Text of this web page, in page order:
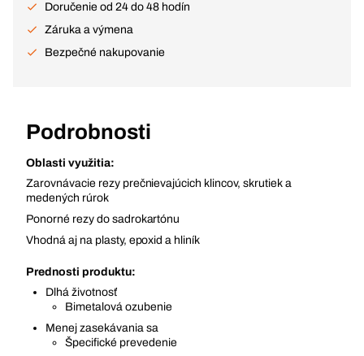
Doručenie od 24 do 48 hodín
Záruka a výmena
Bezpečné nakupovanie
Podrobnosti
Oblasti využitia:
Zarovnávacie rezy prečnievajúcich klincov, skrutiek a
medených rúrok
Ponorné rezy do sadrokartónu
Vhodná aj na plasty, epoxid a hliník
Prednosti produktu:
Dlhá životnosť
Bimetalová ozubenie
Menej zasekávania sa
Špecifické prevedenie